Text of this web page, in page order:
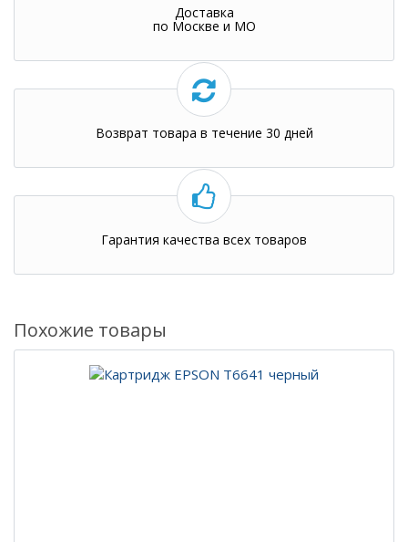
Доставка
по Москве и МО
Возврат товара в течение 30 дней
Гарантия качества всех товаров
Похожие товары